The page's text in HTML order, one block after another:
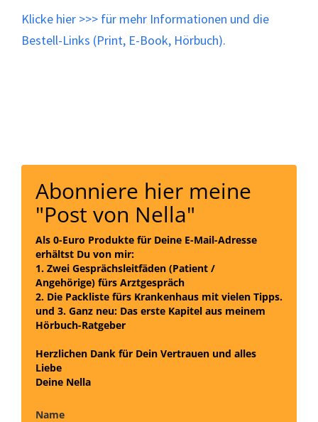
Klicke hier >>> für mehr Informationen und die
Bestell-Links (Print, E-Book, Hörbuch).
Abonniere hier meine
"Post von Nella"
Als 0-Euro Produkte für Deine E-Mail-Adresse
erhältst Du von mir:
1. Zwei Gesprächsleitfäden (Patient /
Angehörige) fürs Arztgespräch
2. Die Packliste fürs Krankenhaus mit vielen Tipps.
und 3. Ganz neu: Das erste Kapitel aus meinem
Hörbuch-Ratgeber
Herzlichen Dank für Dein Vertrauen und alles
Liebe
Deine Nella
Name